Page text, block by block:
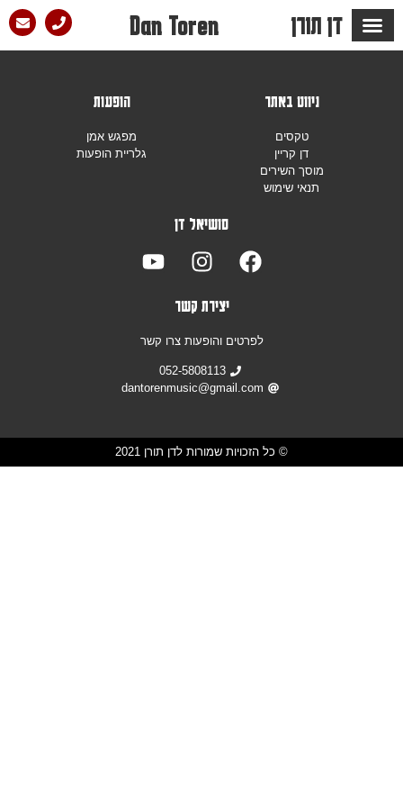
דן תורן Dan Toren
ניווט באתר
טקסים
דן קריין
מוסך השירים
תנאי שימוש
הופעות
מפגש אמן
גלריית הופעות
סושיאל דן
יצירת קשר
לפרטים והופעות צרו קשר
052-5808113
dantorenmusic@gmail.com
© כל הזכויות שמורות לדן תורן 2021